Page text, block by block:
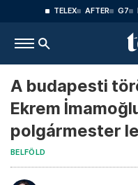
TELEX AFTER G7
A budapesti
Ekrem
polgármester
BELFÖLD